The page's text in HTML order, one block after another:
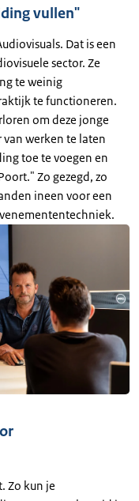
vullen"
Dat is een
sector. Ze
te weinig
te functioneren.
om deze jonge
werken te laten
toe te voegen en
Zo gezegd, zo
ineen voor een
Zo kun je